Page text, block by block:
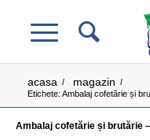
acasa / magazin /
Etichete: Ambalaj cofetărie și
Ambalaj cofetărie și brutărie